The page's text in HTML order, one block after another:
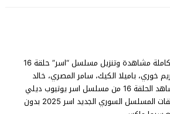
مسلسل اسر الحلقة 16 كاملة مشاهدة وتنزيل مسلسل “اسر” حلقة 16
خوري، باميلا الكيك، سامر المصري، خالد
القيش، عباس النوري، شاهد الحلقة 16 من مسلسل اسر يوتيوب ديلي
موشن مجاناً، وتعرض حلقات المسلسل السوري الجديد اسر 2025 بدون